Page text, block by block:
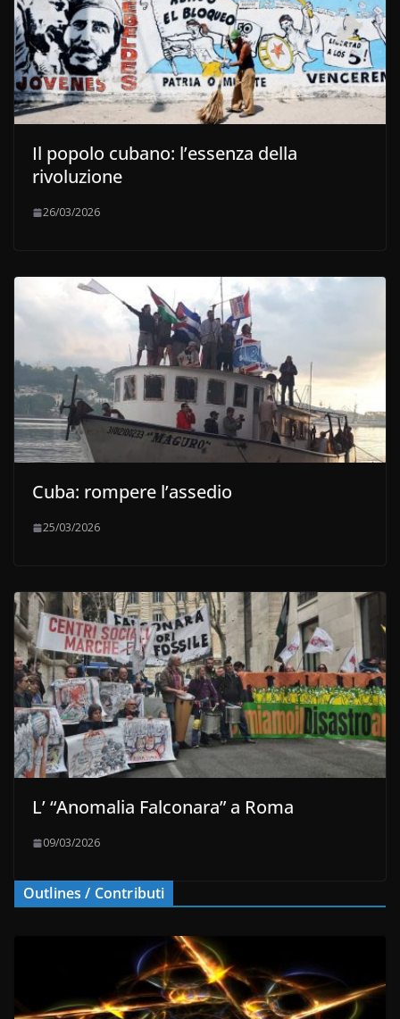
Il popolo cubano: l’essenza della
rivoluzione
26/03/2026
Cuba: rompere l’assedio
25/03/2026
L’ “Anomalia Falconara” a Roma
09/03/2026
Outlines / Contributi